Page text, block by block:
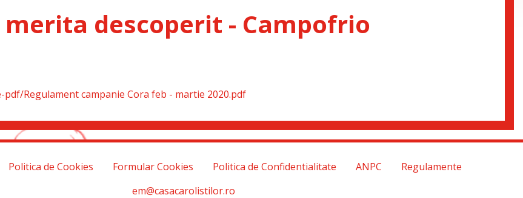
descoperit - Campofrio
Regulament campanie Cora feb - martie 2020.pdf
Politica de Cookies Formular Cookies Politica de Confidentialitate ANPC
Regulamente
em@casacarolistilor.ro